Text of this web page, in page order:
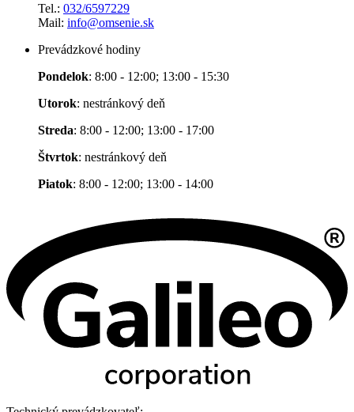
Tel.: 032/6597229
Mail: info@omsenie.sk
Prevádzkové hodiny
Pondelok: 8:00 - 12:00; 13:00 - 15:30
Utorok: nestránkový deň
Streda: 8:00 - 12:00; 13:00 - 17:00
Štvrtok: nestránkový deň
Piatok: 8:00 - 12:00; 13:00 - 14:00